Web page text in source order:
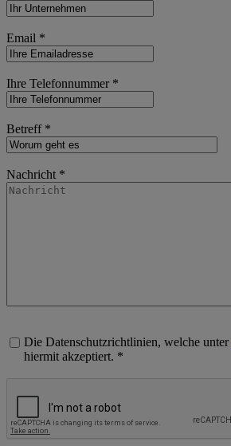
Email *
Ihre Telefonnummer *
Betreff *
Nachricht *
Die Datenschutzrichtlinien, welche unter
hiermit akzeptiert. *